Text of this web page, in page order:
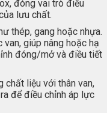
đóng vai trò điều
lưu chất.
thép, gang hoặc nhựa.
giúp nâng hoặc hạ
đóng/mở và điều tiết
chất liệu với thân van,
để điều chỉnh áp lực